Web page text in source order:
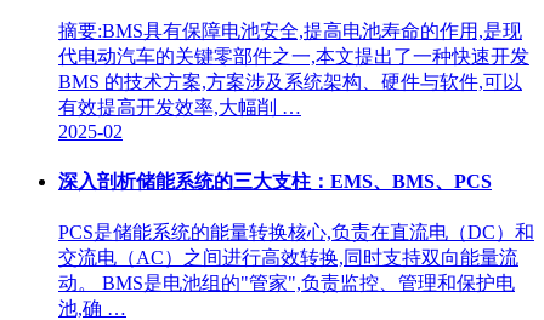
摘要:BMS具有保障电池安全,提高电池寿命的作用,是现
代电动汽车的关键零部件之一,本文提出了一种快速开发
BMS 的技术方案,方案涉及系统架构、硬件与软件,可以
有效提高开发效率,大幅削 …
2025-02
深入剖析储能系统的三大支柱：EMS、BMS、PCS
PCS是储能系统的能量转换核心,负责在直流电（DC）和
交流电（AC）之间进行高效转换,同时支持双向能量流
动。 BMS是电池组的"管家",负责监控、管理和保护电
池,确 …